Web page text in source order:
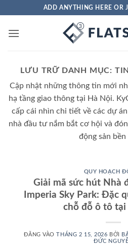
ADD ANYTHING HERE OR
LƯU TRỮ DANH MỤC:
Cập nhật những thông tin mới
hạ tầng giao thông tại Hà Nội.
cấp cái nhìn chi tiết về các dự
nhà đầu tư nắm bắt cơ hội và
động sản bền
QUY HOẠCH
Giải mã sức hút Nhà
Imperia Sky Park: Đặc
chỗ đỗ ô tô tại
ĐĂNG VÀO THÁNG 2 15, 2026 BỞI
ĐỨC